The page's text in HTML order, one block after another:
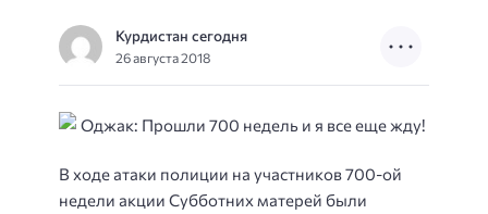
Курдистан сегодня
26 августа 2018
В ходе атаки полиции на участников 700-ой
недели акции Субботних матерей были